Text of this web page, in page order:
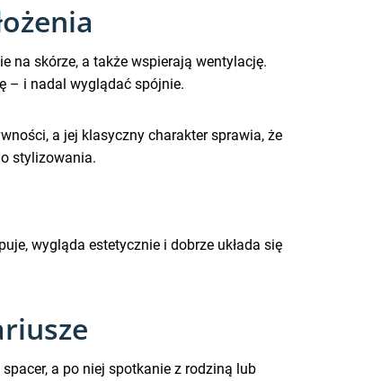
na skórze, a także wspierają wentylację.
– i nadal wyglądać spójnie.
a jej klasyczny charakter sprawia, że
stylizowania.
wygląda estetycznie i dobrze układa się
a po niej spotkanie z rodziną lub